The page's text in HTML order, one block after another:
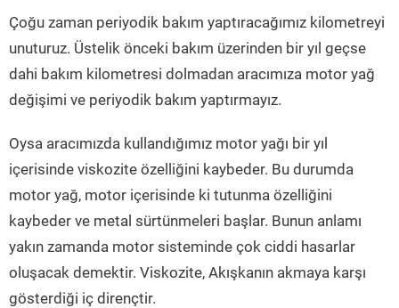
Çoğu zaman periyodik bakım yaptıracağımız kilometreyi
unuturuz. Üstelik önceki bakım üzerinden bir yıl geçse
dahi bakım kilometresi dolmadan aracımıza motor yağ
değişimi ve periyodik bakım yaptırmayız.
Oysa aracımızda kullandığımız motor yağı bir yıl
içerisinde viskozite özelliğini kaybeder. Bu durumda
motor yağ, motor içerisinde ki tutunma özelliğini
kaybeder ve metal sürtünmeleri başlar. Bunun anlamı
yakın zamanda motor sisteminde çok ciddi hasarlar
oluşacak demektir. Viskozite, Akışkanın akmaya karşı
gösterdiği iç dirençtir.